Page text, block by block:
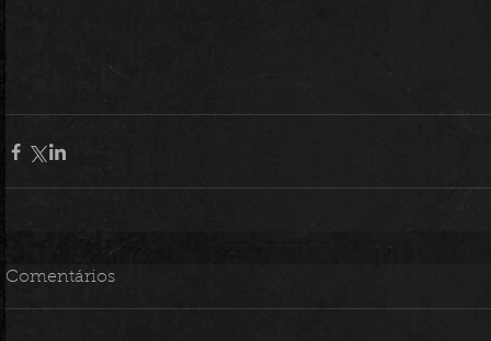
Comentários